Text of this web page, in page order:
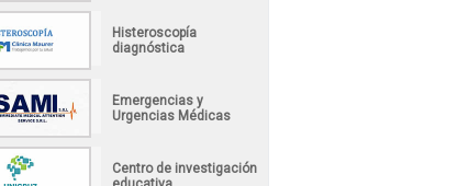
Histeroscopía
diagnóstica
Emergencias y
Urgencias Médicas
Centro de investigación